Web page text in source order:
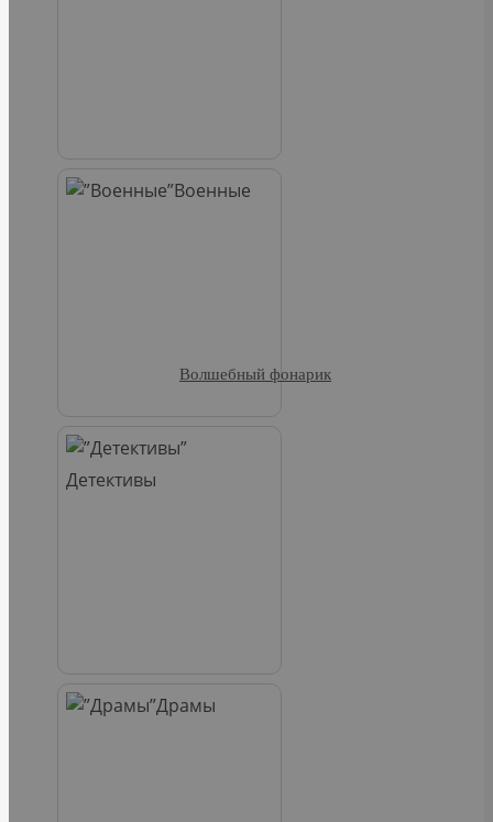
Военные
Детективы
Драмы
Волшебный фонарик